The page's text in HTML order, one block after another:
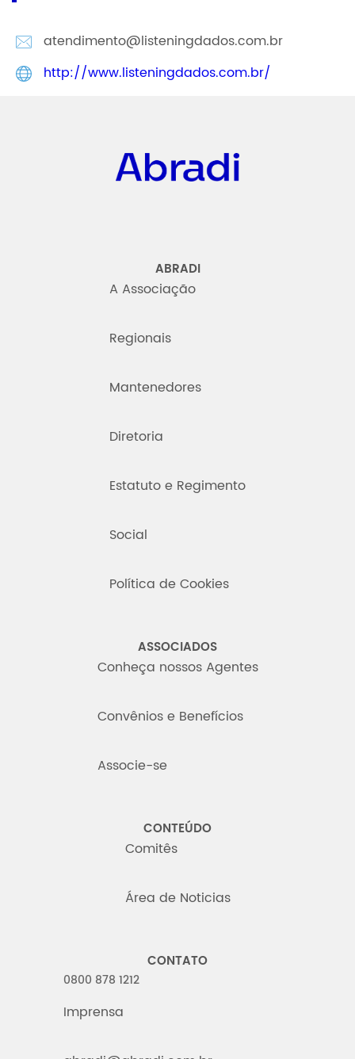
atendimento@listeningdados.com.br
http://www.listeningdados.com.br/
ABRADI
A Associação
Regionais
Mantenedores
Diretoria
Estatuto e Regimento
Social
Política de Cookies
ASSOCIADOS
Conheça nossos Agentes
Convênios e Benefícios
Associe-se
CONTEÚDO
Comitês
Área de Noticias
CONTATO
0800 878 1212
Imprensa